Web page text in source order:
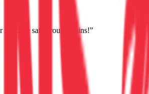
Be safe around trains!”